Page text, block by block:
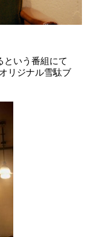
という番組にて
リジナル雪駄ブ